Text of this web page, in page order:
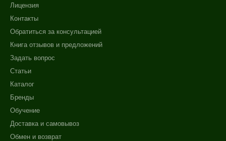
Лицензия
Контакты
Обратиться за консультацией
Книга отзывов и предложений
Задать вопрос
Статьи
Каталог
Бренды
Обучение
Доставка и самовывоз
Обмен и возврат